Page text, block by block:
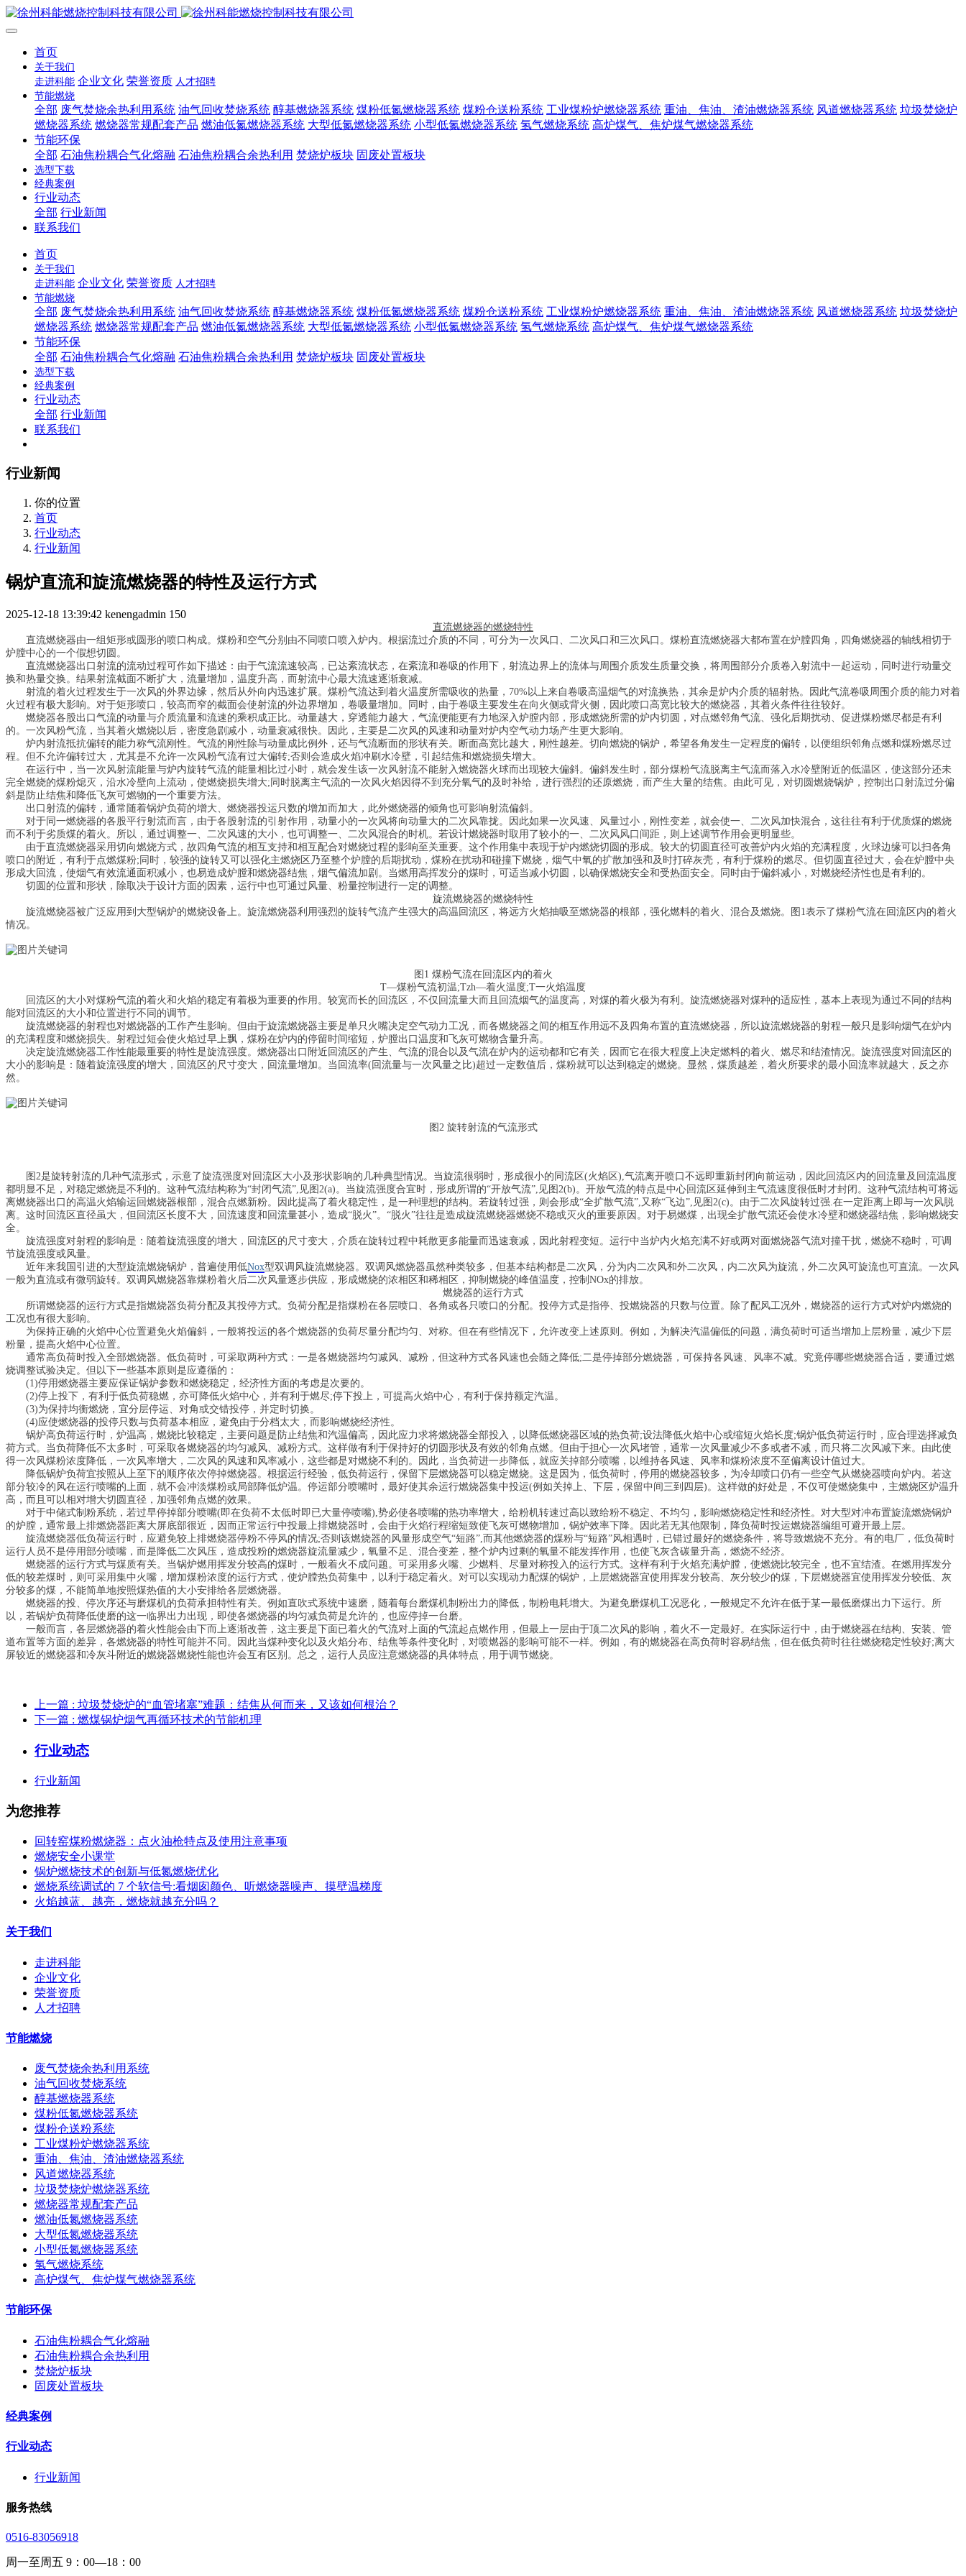
首页
关于我们
走进科能 企业文化 荣誉资质 人才招聘
节能燃烧
全部 废气焚烧余热利用系统 油气回收焚烧系统 醇基燃烧器系统 煤粉低氮燃烧器系统 煤粉仓送粉系统 工业煤粉炉燃烧器系统 重油、焦油、渣油燃烧器系统 风道燃烧器系统 垃圾焚烧炉
燃烧器系统 燃烧器常规配套产品 燃油低氮燃烧器系统 大型低氮燃烧器系统 小型低氮燃烧器系统 氢气燃烧系统 高炉煤气、焦炉煤气燃烧器系统
节能环保
全部 石油焦粉耦合气化熔融 石油焦粉耦合余热利用 焚烧炉板块 固废处置板块
选型下载
经典案例
行业动态
全部 行业新闻
联系我们
首页
关于我们
走进科能 企业文化 荣誉资质 人才招聘
节能燃烧
全部 废气焚烧余热利用系统 油气回收焚烧系统 醇基燃烧器系统 煤粉低氮燃烧器系统 煤粉仓送粉系统 工业煤粉炉燃烧器系统 重油、焦油、渣油燃烧器系统 风道燃烧器系统 垃圾焚烧炉
燃烧器系统 燃烧器常规配套产品 燃油低氮燃烧器系统 大型低氮燃烧器系统 小型低氮燃烧器系统 氢气燃烧系统 高炉煤气、焦炉煤气燃烧器系统
节能环保
全部 石油焦粉耦合气化熔融 石油焦粉耦合余热利用 焚烧炉板块 固废处置板块
选型下载
经典案例
行业动态
全部 行业新闻
联系我们
行业新闻
你的位置
首页
行业动态
行业新闻
锅炉直流和旋流燃烧器的特性及运行方式
2025-12-18 13:39:42 kenengadmin 150
直流燃烧器的燃烧特性
直流燃烧器由一组矩形或圆形的喷口构成。煤粉和空气分别由不同喷口喷入炉内。根据流过介质的不同，可分为一次风口、二次风口和三次风口。煤粉直流燃烧器大都布置在炉膛四角，四角燃烧器的轴线相切于
炉膛中心的一个假想切圆。
直流燃烧器出口射流的流动过程可作如下描述：由于气流流速较高，已达紊流状态，在紊流和卷吸的作用下，射流边界上的流体与周围介质发生质量交换，将周围部分介质卷入射流中一起运动，同时进行动量交
换和热量交换。结果射流截面不断扩大，流量增加，温度升高，而射流中心最大流速逐渐衰减。
射流的着火过程发生于一次风的外界边缘，然后从外向内迅速扩展。煤粉气流达到着火温度所需吸收的热量，70%以上来自卷吸高温烟气的对流换热，其余是炉内介质的辐射热。因此气流卷吸周围介质的能力对着
火过程有极大影响。对于矩形喷口，较高而窄的截面会使射流的外边界增加，卷吸量增加。同时，由于卷吸主要发生在向火侧或背火侧，因此喷口高宽比较大的燃烧器，其着火条件往往较好。
燃烧器各股出口气流的动量与介质流量和流速的乘积成正比。动量越大，穿透能力越大，气流便能更有力地深入炉膛内部，形成燃烧所需的炉内切圆，对点燃邻角气流、强化后期扰动、促进煤粉燃尽都是有利
的。一次风粉气流，当其着火燃烧以后，密度急剧减小，动量衰减很快。因此，主要是二次风的风速和动量对炉内空气动力场产生更大影响。
炉内射流抵抗偏转的能力称气流刚性。气流的刚性除与动量成比例外，还与气流断面的形状有关。断面高宽比越大，刚性越差。切向燃烧的锅炉，希望各角发生一定程度的偏转，以便组织邻角点燃和煤粉燃尽过
程。但不允许偏转过大，尤其是不允许一次风粉气流有过大偏转;否则会造成火焰冲刷水冷壁，引起结焦和燃烧损失增大。
在运行中，当一次风射流能量与炉内旋转气流的能量相比过小时，就会发生该一次风射流不能射入燃烧器火球而出现较大偏斜。偏斜发生时，部分煤粉气流脱离主气流而落入水冷壁附近的低温区，使这部分还未
完全燃烧的煤粉熄灭，沿水冷壁向上流动，使燃烧损失增大;同时脱离主气流的一次风火焰因得不到充分氧气的及时补给，进行强烈的还原燃烧，而产生大量的结焦。由此可见，对切圆燃烧锅炉，控制出口射流过分偏
斜是防止结焦和降低飞灰可燃物的一个重要方法。
出口射流的偏转，通常随着锅炉负荷的增大、燃烧器投运只数的增加而加大，此外燃烧器的倾角也可影响射流偏斜。
对于同一燃烧器的各股平行射流而言，由于各股射流的引射作用，动量小的一次风将向动量大的二次风靠拢。因此如果一次风速、风量过小，刚性变差，就会使一、二次风加快混合，这往往有利于优质煤的燃烧
而不利于劣质煤的着火。所以，通过调整一、二次风速的大小，也可调整一、二次风混合的时机。若设计燃烧器时取用了较小的一、二次风风口间距，则上述调节作用会更明显些。
由于直流燃烧器采用切向燃烧方式，故四角气流的相互支持和相互配合对燃烧过程的影响至关重要。这个作用集中表现于炉内燃烧切圆的形成。较大的切圆直径可改善炉内火焰的充满程度，火球边缘可以扫各角
喷口的附近，有利于点燃煤粉;同时，较强的旋转又可以强化主燃烧区乃至整个炉膛的后期扰动，煤粉在扰动和碰撞下燃烧，烟气中氧的扩散加强和及时打碎灰壳，有利于煤粉的燃尽。但切圆直径过大，会在炉膛中央
形成大回流，使烟气有效流通面积减小，也易造成炉膛和燃烧器结焦，烟气偏流加剧。当燃用高挥发分的煤时，可适当减小切圆，以确保燃烧安全和受热面安全。同时由于偏斜减小，对燃烧经济性也是有利的。
切圆的位置和形状，除取决于设计方面的因素，运行中也可通过风量、粉量控制进行一定的调整。
旋流燃烧器的燃烧特性
旋流燃烧器被广泛应用到大型锅炉的燃烧设备上。旋流燃烧器利用强烈的旋转气流产生强大的高温回流区，将远方火焰抽吸至燃烧器的根部，强化燃料的着火、混合及燃烧。图1表示了煤粉气流在回流区内的着火
情况。
图1 煤粉气流在回流区内的着火
T—煤粉气流初温;Tzh—着火温度;T一火焰温度
回流区的大小对煤粉气流的着火和火焰的稳定有着极为重要的作用。较宽而长的回流区，不仅回流量大而且回流烟气的温度高，对煤的着火极为有利。旋流燃烧器对煤种的适应性，基本上表现为通过不同的结构
能对回流区的大小和位置进行不同的调节。
旋流燃烧器的射程也对燃烧器的工作产生影响。但由于旋流燃烧器主要是单只火嘴决定空气动力工况，而各燃烧器之间的相互作用远不及四角布置的直流燃烧器，所以旋流燃烧器的射程一般只是影响烟气在炉内
的充满程度和燃烧损失。射程过短会使火焰过早上飘，煤粉在炉内的停留时间缩短，炉膛出口温度和飞灰可燃物含量升高。
决定旋流燃烧器工作性能最重要的特性是旋流强度。燃烧器出口附近回流区的产生、气流的混合以及气流在炉内的运动都和它有关，因而它在很大程度上决定燃料的着火、燃尽和结渣情况。旋流强度对回流区的
大小的影响是：随着旋流强度的增大，回流区的尺寸变大，回流量增加。当回流率(回流量与一次风量之比)超过一定数值后，煤粉就可以达到稳定的燃烧。显然，煤质越差，着火所要求的最小回流率就越大，反之亦
然。
图2 旋转射流的气流形式
图2是旋转射流的几种气流形式，示意了旋流强度对回流区大小及形状影响的几种典型情况。当旋流很弱时，形成很小的同流区(火焰区),气流离开喷口不远即重新封闭向前运动，因此回流区内的回流量及回流温度
都明显不足，对稳定燃烧是不利的。这种气流结构称为“封闭气流”,见图2(a)。当旋流强度合宜时，形成所谓的“开放气流”,见图2(b)。开放气流的特点是中心回流区延伸到主气流速度很低时才封闭。这种气流结构可将远
离燃烧器出口的高温火焰输运回燃烧器根部，混合点燃新粉。因此提高了着火稳定性，是一种理想的结构。若旋转过强，则会形成“全扩散气流”,又称“飞边”,见图2(c)。由于二次风旋转过强.在一定距离上即与一次风脱
离。这时回流区直径虽大，但回流区长度不大，回流速度和回流量甚小，造成“脱火”。“脱火”往往是造成旋流燃烧器燃烧不稳或灭火的重要原因。对于易燃煤，出现全扩散气流还会使水冷壁和燃烧器结焦，影响燃烧安
全。
旋流强度对射程的影响是：随着旋流强度的增大，回流区的尺寸变大，介质在旋转过程中耗散更多能量而迅速衰减，因此射程变短。运行中当炉内火焰充满不好或两对面燃烧器气流对撞干扰，燃烧不稳时，可调
节旋流强度或风量。
近年来我国引进的大型旋流燃烧锅炉，普遍使用低Nox型双调风旋流燃烧器。双调风燃烧器虽然种类较多，但基本结构都是二次风，分为内二次风和外二次风，内二次风为旋流，外二次风可旋流也可直流。一次风
一般为直流或有微弱旋转。双调风燃烧器靠煤粉着火后二次风量逐步供应，形成燃烧的浓相区和稀相区，抑制燃烧的峰值温度，控制NOx的排放。
燃烧器的运行方式
所谓燃烧器的运行方式是指燃烧器负荷分配及其投停方式。负荷分配是指煤粉在各层喷口、各角或各只喷口的分配。投停方式是指停、投燃烧器的只数与位置。除了配风工况外，燃烧器的运行方式对炉内燃烧的
工况也有很大影响。
为保持正确的火焰中心位置避免火焰偏斜，一般将投运的各个燃烧器的负荷尽量分配均匀、对称。但在有些情况下，允许改变上述原则。例如，为解决汽温偏低的问题，满负荷时可适当增加上层粉量，减少下层
粉量，提高火焰中心位置。
通常高负荷时投入全部燃烧器。低负荷时，可采取两种方式：一是各燃烧器均匀减风、减粉，但这种方式各风速也会随之降低;二是停掉部分燃烧器，可保持各风速、风率不减。究竟停哪些燃烧器合适，要通过燃
烧调整试验决定。但以下一些基本原则是应遵循的：
(1)停用燃烧器主要应保证锅炉参数和燃烧稳定，经济性方面的考虑是次要的。
(2)停上投下，有利于低负荷稳燃，亦可降低火焰中心，并有利于燃尽;停下投上，可提高火焰中心，有利于保持额定汽温。
(3)为保持均衡燃烧，宜分层停运、对角或交错投停，并定时切换。
(4)应使燃烧器的投停只数与负荷基本相应，避免由于分档太大，而影响燃烧经济性。
锅炉高负荷运行时，炉温高，燃烧比较稳定，主要问题是防止结焦和汽温偏高，因此应力求将燃烧器全部投入，以降低燃烧器区域的热负荷;设法降低火焰中心或缩短火焰长度;锅炉低负荷运行时，应合理选择减负
荷方式。当负荷降低不太多时，可采取各燃烧器的均匀减风、减粉方式。这样做有利于保持好的切圆形状及有效的邻角点燃。但由于担心一次风堵管，通常一次风量减少不多或者不减，而只将二次风减下来。由此使
得一次风煤粉浓度降低，一次风率增大，二次风的风速和风率减小，这些都是对燃烧不利的。因此，当负荷进一步降低，就应关掉部分喷嘴，以维持各风速、风率和煤粉浓度不至偏离设计值过大。
降低锅炉负荷宜按照从上至下的顺序依次停掉燃烧器。根据运行经验，低负荷运行，保留下层燃烧器可以稳定燃烧。这是因为，低负荷时，停用的燃烧器较多，为冷却喷口仍有一些空气从燃烧器喷向炉内。若这
部分较冷的风在运行喷嘴的上面，就不会冲淡煤粉或局部降低炉温。停运部分喷嘴时，最好使其余运行燃烧器集中投运(例如关掉上、下层，保留中间三到四层)。这样做的好处是，不仅可使燃烧集中，主燃烧区炉温升
高，而且可以相对增大切圆直径，加强邻角点燃的效果。
对于中储式制粉系统，若过早停掉部分喷嘴(即在负荷不太低时即已大量停喷嘴),势必使各喷嘴的热功率增大，给粉机转速过高以致给粉不稳定、不均匀，影响燃烧稳定性和经济性。对大型对冲布置旋流燃烧锅炉
的炉膛，通常最上排燃烧器距离大屏底部很近，因而正常运行中投最上排燃烧器时，会由于火焰行程缩短致使飞灰可燃物增加，锅炉效率下降。因此若无其他限制，降负荷时投运燃烧器编组可避开最上层。
旋流燃烧器低负荷运行时，应避免较上排燃烧器停粉不停风的情况;否则该燃烧器的风量形成空气“短路”,而其他燃烧器的煤粉与“短路”风相遇时，已错过最好的燃烧条件，将导致燃烧不充分。有的电厂，低负荷时
运行人员不是停用部分喷嘴，而是降低二次风压，造成投粉的燃烧器旋流量减少，氧量不足、混合变差，整个炉内过剩的氧量不能发挥作用，也使飞灰含碳量升高，燃烧不经济。
燃烧器的运行方式与煤质有关。当锅炉燃用挥发分较高的煤时，一般着火不成问题。可采用多火嘴、少燃料、尽量对称投入的运行方式。这样有利于火焰充满炉膛，使燃烧比较完全，也不宜结渣。在燃用挥发分
低的较差煤时，则可采用集中火嘴，增加煤粉浓度的运行方式，使炉膛热负荷集中，以利于稳定着火。对可以实现动力配煤的锅炉，上层燃烧器宜使用挥发分较高、灰分较少的煤，下层燃烧器宜使用挥发分较低、灰
分较多的煤，不能简单地按照煤热值的大小安排给各层燃烧器。
燃烧器的投、停次序还与磨煤机的负荷承担特性有关。例如直吹式系统中速磨，随着每台磨煤机制粉出力的降低，制粉电耗增大。为避免磨煤机工况恶化，一般规定不允许在低于某一最低磨煤出力下运行。所
以，若锅炉负荷降低使磨的这一临界出力出现，即使各燃烧器的均匀减负荷是允许的，也应停掉一台磨。
一般而言，各层燃烧器的着火性能会由下而上逐渐改善，这主要是下面已着火的气流对上面的气流起点燃作用，但最上一层由于顶二次风的影响，着火不一定最好。在实际运行中，由于燃烧器在结构、安装、管
道布置等方面的差异，各燃烧器的特性可能并不同。因此当煤种变化以及火焰分布、结焦等条件变化时，对喷燃器的影响可能不一样。例如，有的燃烧器在高负荷时容易结焦，但在低负荷时往往燃烧稳定性较好;离大
屏较近的燃烧器和冷灰斗附近的燃烧器燃烧性能也许会互有区别。总之，运行人员应注意燃烧器的具体特点，用于调节燃烧。
上一篇 : 垃圾焚烧炉的“血管堵塞”难题：结焦从何而来，又该如何根治？
下一篇 : 燃煤锅炉烟气再循环技术的节能机理
行业动态
行业新闻
为您推荐
回转窑煤粉燃烧器：点火油枪特点及使用注意事项
燃烧安全小课堂
锅炉燃烧技术的创新与低氮燃烧优化
燃烧系统调试的 7 个软信号:看烟囱颜色、听燃烧器噪声、摸壁温梯度
火焰越蓝、越亮，燃烧就越充分吗？
关于我们
走进科能
企业文化
荣誉资质
人才招聘
节能燃烧
废气焚烧余热利用系统
油气回收焚烧系统
醇基燃烧器系统
煤粉低氮燃烧器系统
煤粉仓送粉系统
工业煤粉炉燃烧器系统
重油、焦油、渣油燃烧器系统
风道燃烧器系统
垃圾焚烧炉燃烧器系统
燃烧器常规配套产品
燃油低氮燃烧器系统
大型低氮燃烧器系统
小型低氮燃烧器系统
氢气燃烧系统
高炉煤气、焦炉煤气燃烧器系统
节能环保
石油焦粉耦合气化熔融
石油焦粉耦合余热利用
焚烧炉板块
固废处置板块
经典案例
行业动态
行业新闻
服务热线
0516-83056918
周一至周五 9：00—18：00